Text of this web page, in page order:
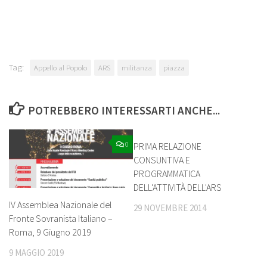
Tag: Appello al Popolo ARS militanza piazza
POTREBBERO INTERESSARTI ANCHE...
0
IV Assemblea Nazionale del
Fronte Sovranista Italiano –
Roma, 9 Giugno 2019
9 MAGGIO 2019
PRIMA RELAZIONE
CONSUNTIVA E
PROGRAMMATICA
DELL'ATTIVITÀ DELL'ARS
29 NOVEMBRE 2014